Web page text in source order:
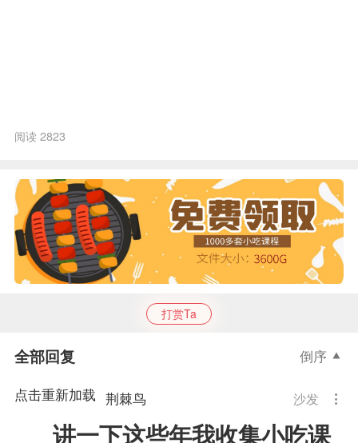
阅读 2823
打赏Ta
全部回复
倒序
点击重新加载
沙发
荆棘鸟
讲一下这些年我收集小吃课